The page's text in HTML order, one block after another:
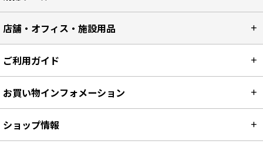
店舗・オフィス・施設用品
ご利用ガイド
お買い物インフォメーション
ショップ情報